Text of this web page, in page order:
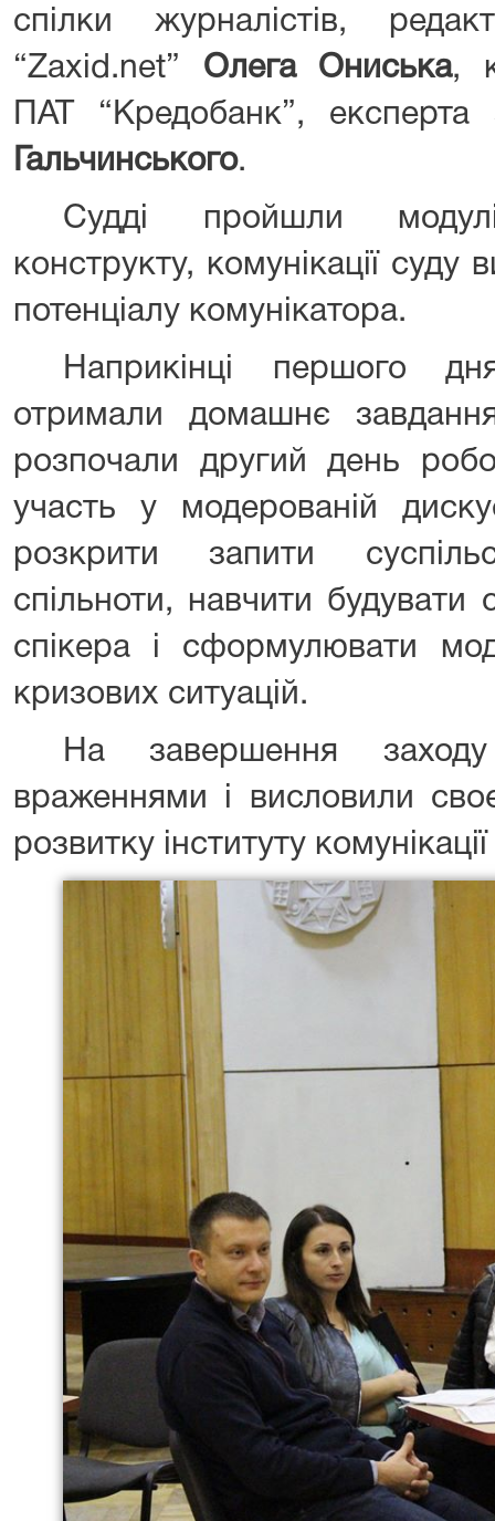
спілки журналістів,
“Zaxid.net” Олега Ониська,
ПАТ “Кредобанк”,
Гальчинського.
Судді пройшли
конструкту, комунікації суду
потенціалу комунікатора.
Наприкінці першого
отримали домашнє
розпочали другий день
участь у модерованій
розкрити запити
спільноти, навчити будувати
спікера і сформулювати
кризових ситуацій.
На завершення заходу
враженнями і висловили
розвитку інституту